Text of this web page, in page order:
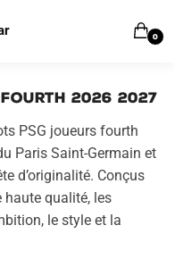
0
2026 2027
PSG joueurs fourth
Paris Saint-Germain et
d’originalité. Conçus
haute qualité, les
le style et la